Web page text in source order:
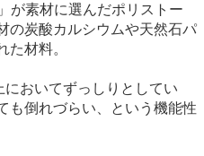
が素材に選んだポリストー
の炭酸カルシウムや天然石パ
た材料。
おいてずっしりとしてい
も倒れづらい、という機能性